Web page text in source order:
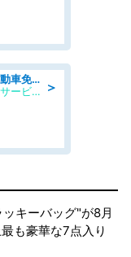
＞
「残業ほぼなし」介護タクシー/自動車免許必須/正職員/日勤のみ/デイサービス
社会福祉法人親愛会/親愛の丘デイサービス
キーバッグ"が8月
も豪華な7点入り